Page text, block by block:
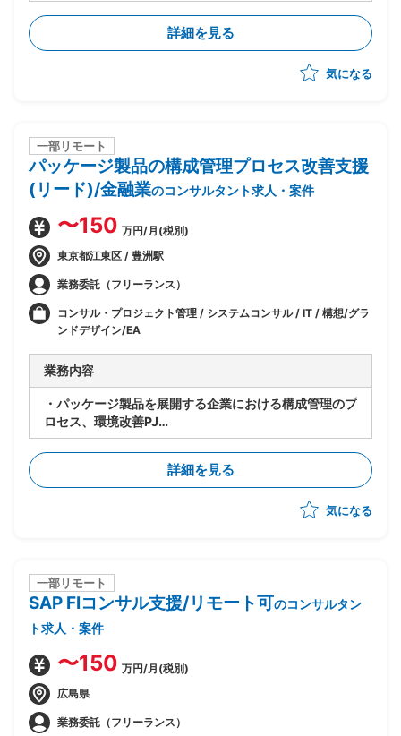
・設計レビューの実施
・関係者調整(エンドユーザ・ベンダー・オフショア開
発メンバ間)
・ベンダー統制及びチームコミュニケーションの推進
詳細を見る
気になる
一部リモート
パッケージ製品の構成管理プロセス改善支援
(リード)/金融業のコンサルタント求人・案件
〜150 万円/月(税別)
東京都江東区 / 豊洲駅
業務委託（フリーランス）
コンサル・プロジェクト管理 / システムコンサル / IT / 構想/グラ
ンドデザイン/EA
業務内容
・パッケージ製品を展開する企業における構成管理のプ
ロセス、環境改善PJ
・製品の生い立ちやカスタマイズの違いにより複数の構
成管理ツール、プロセスが混在している
・現状のソースコード管理状態やプロセスの現状整理か
ら参画し、構成管理の標準プロセスを策定、導入、定着
ー現状分析、課題整理
ー構成管理ルールの策定
ー運用プロセス構築、定着化
ーその他付随する業務
詳細を見る
気になる
一部リモート
SAP FIコンサル支援/リモート可のコンサルタン
ト求人・案件
〜150 万円/月(税別)
広島県
業務委託（フリーランス）